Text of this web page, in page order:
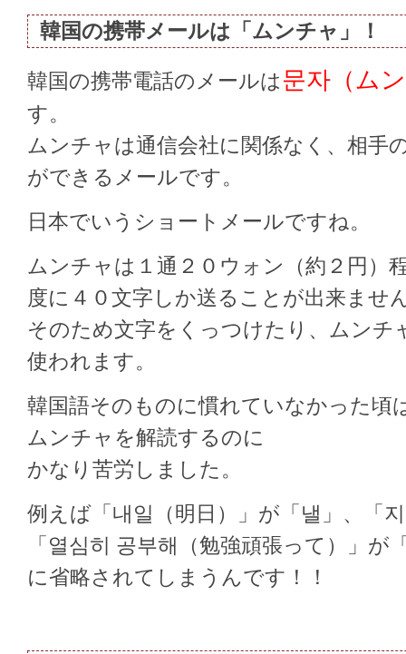
韓国の携帯メールは「ムンチャ」！
韓国の携帯電話のメールは문자（ム
す。
ムンチャは通信会社に関係なく、相手
ができるメールです。
日本でいうショートメールですね。
ムンチャは１通２０ウォン（約２円）
度に４０文字しか送ることが出来ませ
そのため文字をくっつけたり、ムンチ
使われます。
韓国語そのものに慣れていなかった頃
ムンチャを解読するのに
かなり苦労しました。
例えば「내일（明日）」が「낼」、「
「열심히 공부해（勉強頑張って）」が
に省略されてしまうんです！！